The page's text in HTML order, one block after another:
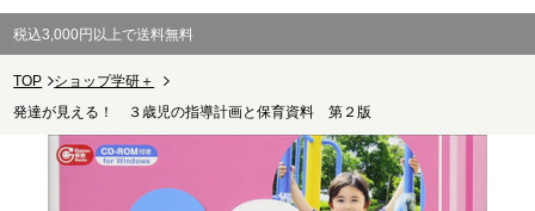
税込3,000円以上で送料無料
TOP
ショップ学研＋
発達が見える！ ３歳児の指導計画と保育資料 第２版